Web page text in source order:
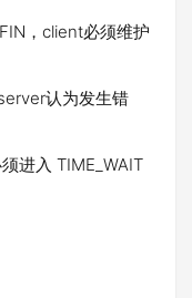
，client必须维护
认为发生错
进入 TIME_WAIT